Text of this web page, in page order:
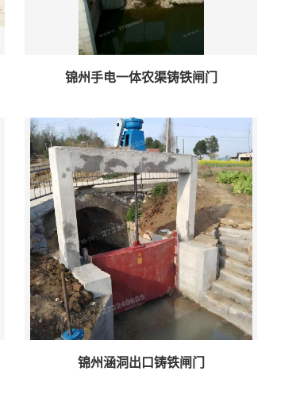
锦州手电一体农渠铸铁闸门
锦州涵洞出口铸铁闸门